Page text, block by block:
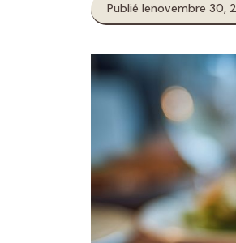
Publié lenovembre 30,